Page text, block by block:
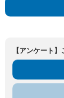
【アンケート